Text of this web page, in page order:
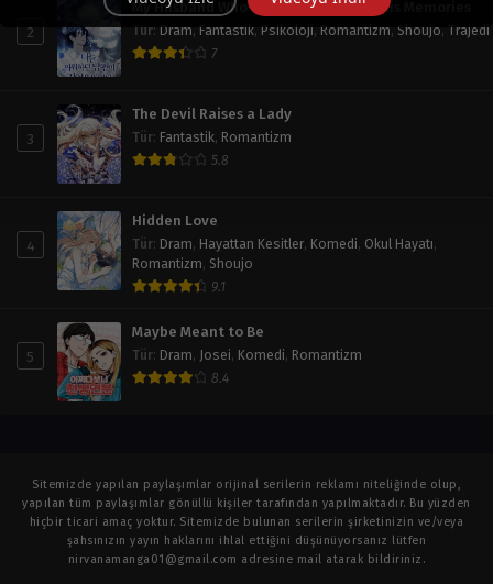
2
My Husband Who Hates Me Has Lost His Memories
Tür: Dram, Fantastik, Psikoloji, Romantizm, Shoujo, Trajedi
7
3
The Devil Raises a Lady
Tür: Fantastik, Romantizm
5.8
4
Hidden Love
Tür: Dram, Hayattan Kesitler, Komedi, Okul Hayatı,
Romantizm, Shoujo
9.1
5
Maybe Meant to Be
Tür: Dram, Josei, Komedi, Romantizm
8.4
Sitemizde yapılan paylaşımlar orijinal serilerin reklamı niteliğinde olup,
yapılan tüm paylaşımlar gönüllü kişiler tarafından yapılmaktadır. Bu yüzden
hiçbir ticari amaç yoktur. Sitemizde bulunan serilerin şirketinizin ve/veya
şahsınızın yayın haklarını ihlal ettiğini düşünüyorsanız lütfen
nirvanamanga01@gmail.com adresine mail atarak bildiriniz.